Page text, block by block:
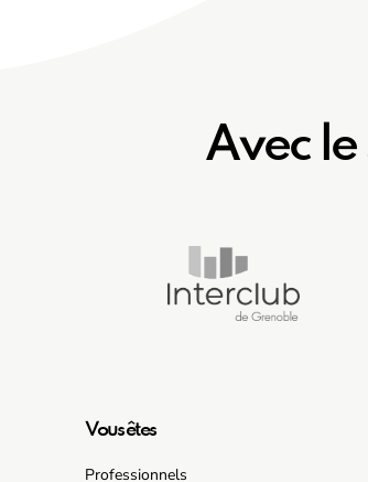
Avec
Vous êtes
Professionnels